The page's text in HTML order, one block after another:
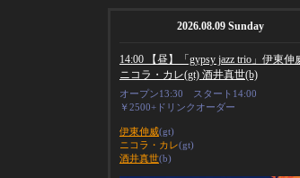
2026.08.09 Sunday
14:00 【昼】「gypsy jazz trio」伊東伸
ニコラ・カレ(gt) 酒井真世(b)
オープン13:30 スタート14:00
￥2500+ドリンクオーダー
伊東伸威(gt)
ニコラ・カレ(gt)
酒井真世(b)